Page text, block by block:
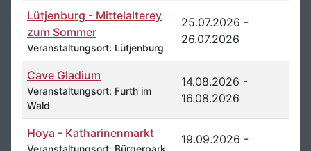
Lütjenburg - Mittelalterey
zum Sommer
Veranstaltungsort: Lütjenburg
25.07.2026 -
26.07.2026
Cave Gladium
Veranstaltungsort: Furth im
Wald
14.08.2026 -
16.08.2026
Hoya - Katharinenmarkt
19.09.2026 -